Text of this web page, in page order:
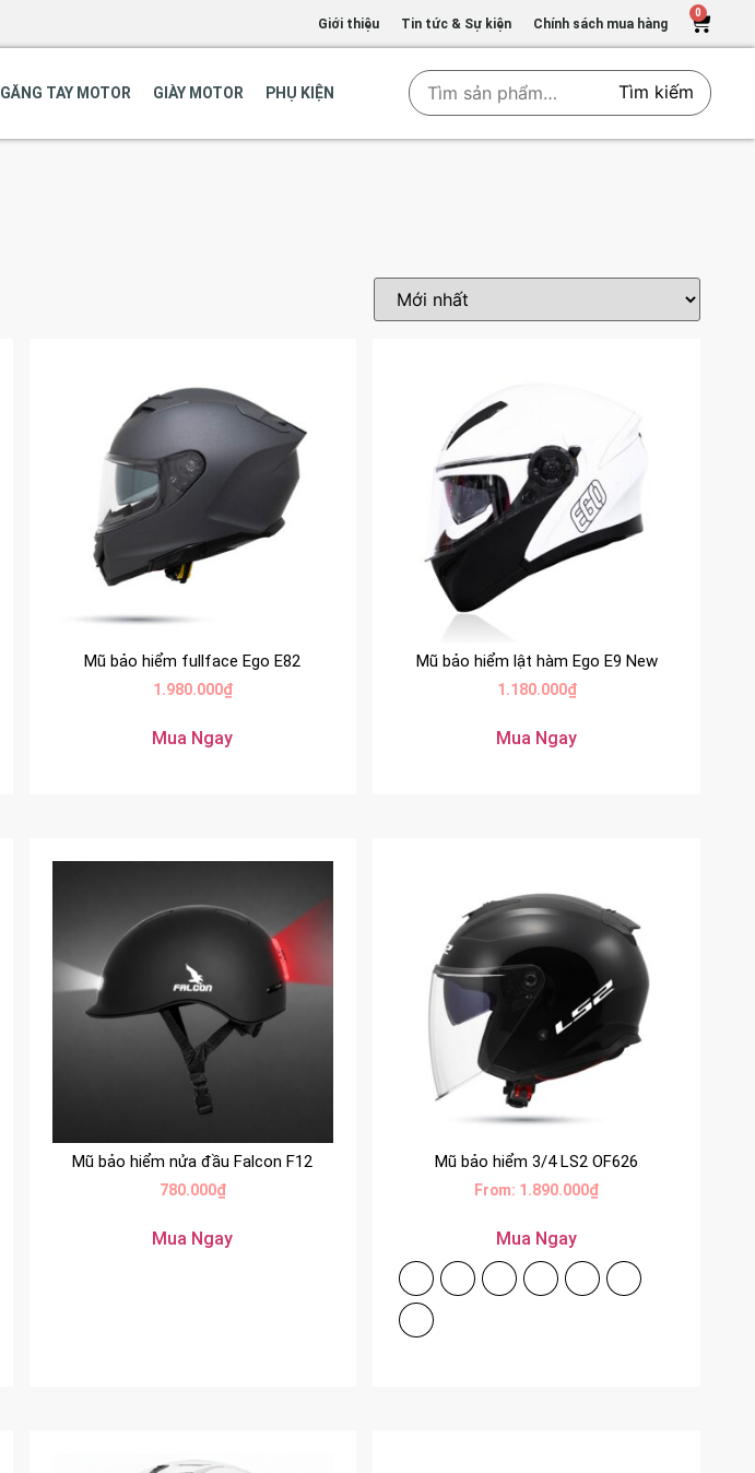
Giới thiệu Tin tức & Sự kiện Chính sách mua hàng
0
GĂNG TAY MOTOR GIÀY MOTOR PHỤ KIỆN Tìm kiếm
Mũ bảo hiểm fullface Ego E82
1.980.000₫
Mua Ngay
Mũ bảo hiểm lật hàm Ego E9 New
1.180.000₫
Mua Ngay
Mũ bảo hiểm nửa đầu Falcon F12
780.000₫
Mua Ngay
Mũ bảo hiểm 3/4 LS2 OF626
From: 1.890.000₫
Mua Ngay